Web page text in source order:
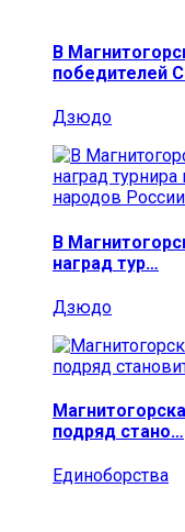
В
победителей
Дзюдо
В
наград тур…
Дзюдо
подряд стано…
Единоборства